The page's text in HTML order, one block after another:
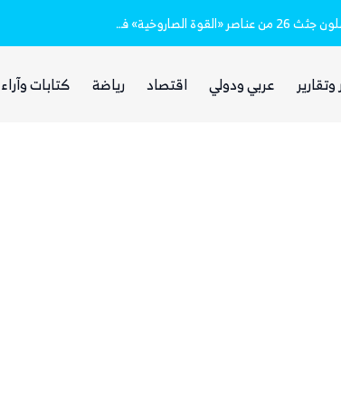
بعد يومين من الانفجار.. الحوثيون ينتشلون جثث 26 من عناصر «القوة الصاروخية» في نفق بين الحيمة ومناخة
وتقارير عربي ودولي اقتصاد رياضة كتابات وآراء